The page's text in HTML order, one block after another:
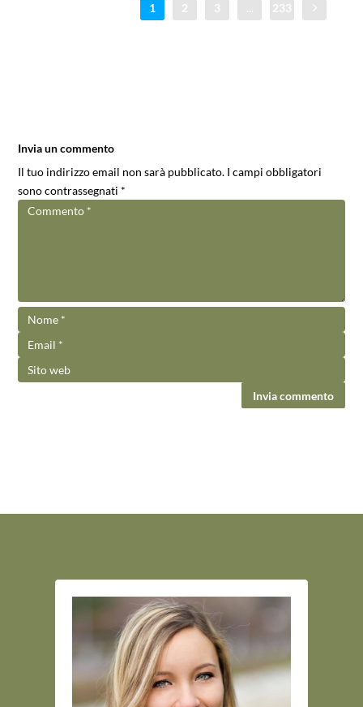
1 2 3 ... 233
Invia un commento
Il tuo indirizzo email non sarà pubblicato. I campi obbligatori
sono contrassegnati *
Invia commento